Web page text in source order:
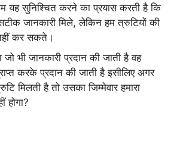
यह सुनिश्चित करने का प्रयास करती है कि
जानकारी मिले, लेकिन हम त्रुटियों की
कर सकते।
जो भी जानकारी प्रदान की जाती है वह
करके प्रदान की जाती है इसीलिए अगर
मिलती है तो उसका जिम्मेवार हमारा
होगा?